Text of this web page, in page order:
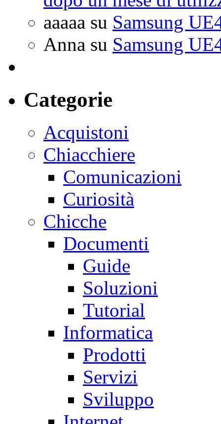
aaaaa su Samsung
Anna su Samsung
Categorie
Acquistoni
Chiacchiere
Comunicazioni
Curiosità
Chicche
Documenti
Guide
Soluzioni
Tutorial
Informatica
Prodotti
Servizi
Sviluppo